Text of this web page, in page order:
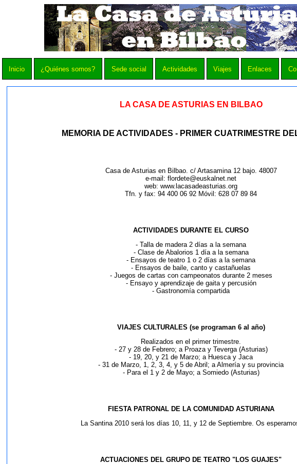
Inicio ¿Quiénes somos? Sede social Actividades Viajes Enlaces
LA CASA DE ASTURIAS EN BILBAO
MEMORIA DE ACTIVIDADES - PRIMER CUATRIMESTRE
Casa de Asturias en Bilbao. c/ Artasamina 12 bajo. 48007
e-mail: flordete@euskalnet.net
web: www.lacasadeasturias.org
Tfn. y fax: 94 400 06 92 Móvil: 628 07 89 84
ACTIVIDADES DURANTE EL CURSO
- Talla de madera 2 días a la semana
- Clase de Abalorios 1 día a la semana
- Ensayos de teatro 1 o 2 días a la semana
- Ensayos de baile, canto y castañuelas
- Juegos de cartas con campeonatos durante 2 meses
- Ensayo y aprendizaje de gaita y percusión
- Gastronomía compartida
VIAJES CULTURALES (se programan 6 al año)
Realizados en el primer trimestre.
- 27 y 28 de Febrero; a Proaza y Teverga (Asturias)
- 19, 20, y 21 de Marzo; a Huesca y Jaca
- 31 de Marzo, 1, 2, 3, 4, y 5 de Abril; a Almería y su provincia
- Para el 1 y 2 de Mayo; a Somiedo (Asturias)
FIESTA PATRONAL DE LA COMUNIDAD ASTURIANA
La Santina 2010 será los días 10, 11, y 12 de Septiembre. Os
ACTUACIONES DEL GRUPO DE TEATRO "LOS GUAJES"